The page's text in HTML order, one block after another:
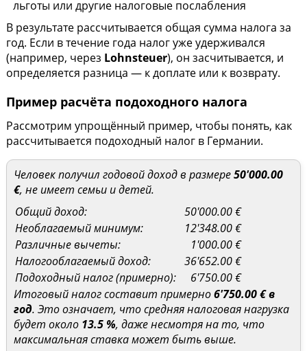
льготы или другие налоговые послабления
В результате рассчитывается общая сумма налога за
год. Если в течение года налог уже удерживался
(например, через Lohnsteuer), он засчитывается, и
определяется разница — к доплате или к возврату.
Пример расчёта подоходного налога
Рассмотрим упрощённый пример, чтобы понять, как
рассчитывается подоходный налог в Германии.
Человек получил годовой доход в размере50'000.00
€, не имеет семьи и детей.
Общий доход:
50'000.00 €
Необлагаемый минимум:
12'348.00 €
Различные вычеты:
1'000.00 €
Налогооблагаемый доход:
36'652.00 €
Подоходный налог (примерно):
6'750.00 €
Итоговый налог составит примерно6'750.00 € в
год. Это означает, что средняя налоговая нагрузка
будет около 13.5 %, даже несмотря на то, что
максимальная ставка может быть выше.